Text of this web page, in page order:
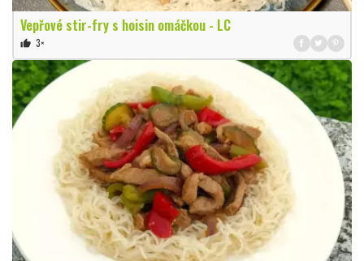
Vepřové stir-fry s hoisin omáčkou - LC
thumb_up 3×